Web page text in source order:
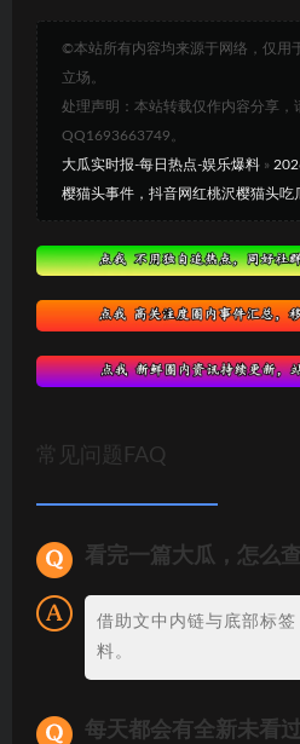
©本站所有内容均来源于网络，仅用
立场。
处理声明：本站转载仅作内容分享，
QQ1693663749。
大瓜实时报-每日热点-娱乐爆料 »
樱猫头事件，抖音网红桃沢樱猫头吃
常见问题FAQ
看完一篇大瓜，怎么
借助文中内链与底部标
料。
每天都会有全新未看